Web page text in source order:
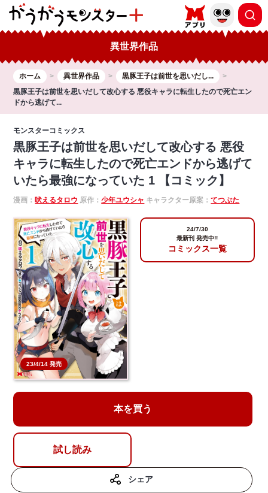
異世界作品
ホーム 異世界作品
黒豚王子は前世を思いだし...
黒豚王子は前世を思いだして改心する 悪役キャラに転生したので死亡エン
ドから逃げて...
モンスターコミックス
黒豚王子は前世を思いだして改心する 悪役
キャラに転生したので死亡エンドから逃げて
いたら最強になっていた 1 【コミック】
漫画：吠えるタロウ 原作：少年ユウシャ キャラクター原案：てつぶた
23/4/14 発売
24/7/30
最新刊 発売中!!
コミックス一覧
本を買う
試し読み
シェア